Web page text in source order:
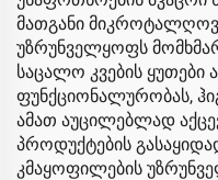
მათგანი
უზრუნველყოფს
საცალო კვების ყუთები
ფუნქციონალურობას,
ამათ აუცილებლად
პროდუქტების
კმაყოფილების